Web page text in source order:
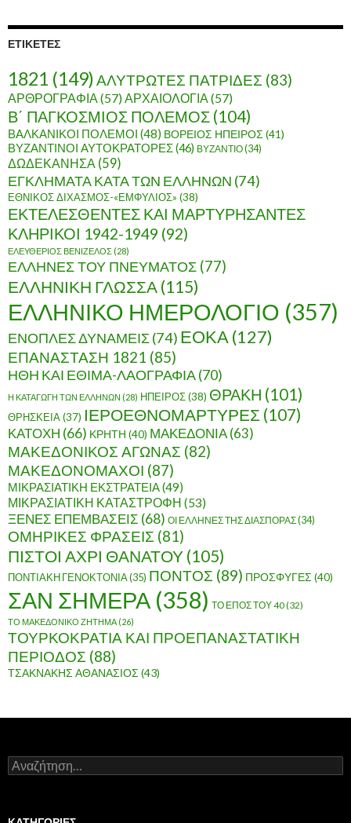
ο
ΕΤΙΚΈΤΕΣ
1821 (149)ΑΛΥΤΡΩΤΕΣ ΠΑΤΡΙΔΕΣ (83)
ΑΡΘΡΟΓΡΑΦΙΑ(57)ΑΡΧΑΙΟΛΟΓΙΑ(57)
Β΄ ΠΑΓΚΟΣΜΙΟΣ ΠΟΛΕΜΟΣ (104)
ΒΑΛΚΑΝΙΚΟΙ ΠΟΛΕΜΟΙ (48) ΒΟΡΕΙΟΣ ΗΠΕΙΡΟΣ (41)
ΒΥΖΑΝΤΙΝΟΙ ΑΥΤΟΚΡΑΤΟΡΕΣ(46) ΒΥΖΑΝΤΙΟ(34)
ΔΩΔΕΚΑΝΗΣΑ (59)
ΕΓΚΛΗΜΑΤΑ ΚΑΤΑ ΤΩΝ ΕΛΛΗΝΩΝ (74)
ΕΘΝΙΚΟΣ ΔΙΧΑΣΜΟΣ-«ΕΜΦΥΛΙΟΣ» (38)
ΕΚΤΕΛΕΣΘΕΝΤΕΣ ΚΑΙ ΜΑΡΤΥΡΗΣΑΝΤΕΣ
ΚΛΗΡΙΚΟΙ 1942-1949 (92)
ΕΛΕΥΘΕΡΙΟΣ ΒΕΝΙΖΕΛΟΣ (28)
ΕΛΛΗΝΕΣ ΤΟΥ ΠΝΕΥΜΑΤΟΣ (77)
ΕΛΛΗΝΙΚΗ ΓΛΩΣΣΑ (115)
ΕΛΛΗΝΙΚΟ ΗΜΕΡΟΛΟΓΙΟ (357)
ΕΝΟΠΛΕΣ ΔΥΝΑΜΕΙΣ(74) ΕΟΚΑ (127)
ΕΠΑΝΑΣΤΑΣΗ 1821 (85)
ΗΘΗ ΚΑΙ ΕΘΙΜΑ-ΛΑΟΓΡΑΦΙΑ(70)
Η ΚΑΤΑΓΩΓΗ ΤΩΝ ΕΛΛΗΝΩΝ (28) ΗΠΕΙΡΟΣ(38) ΘΡΑΚΗ (101)
ΘΡΗΣΚΕΙΑ(37) ΙΕΡΟΕΘΝΟΜΑΡΤΥΡΕΣ (107)
ΚΑΤΟΧΗ (66) ΚΡΗΤΗ (40) ΜΑΚΕΔΟΝΙΑ(63)
ΜΑΚΕΔΟΝΙΚΟΣ ΑΓΩΝΑΣ (82)
ΜΑΚΕΔΟΝΟΜΑΧΟΙ (87)
ΜΙΚΡΑΣΙΑΤΙΚΗ ΕΚΣΤΡΑΤΕΙΑ(49)
ΜΙΚΡΑΣΙΑΤΙΚΗ ΚΑΤΑΣΤΡΟΦΗ (53)
ΞΕΝΕΣ ΕΠΕΜΒΑΣΕΙΣ (68) ΟΙ ΕΛΛΗΝΕΣ ΤΗΣ ΔΙΑΣΠΟΡΑΣ(34)
ΟΜΗΡΙΚΕΣ ΦΡΑΣΕΙΣ (81)
ΠΙΣΤΟΙ ΑΧΡΙ ΘΑΝΑΤΟΥ (105)
ΠΟΝΤΙΑΚΗ ΓΕΝΟΚΤΟΝΙΑ(35) ΠΟΝΤΟΣ (89) ΠΡΟΣΦΥΓΕΣ (40)
ΣΑΝ ΣΗΜΕΡΑ (358) ΤΟ ΕΠΟΣ ΤΟΥ 40(32)
ΤΟ ΜΑΚΕΔΟΝΙΚΟ ΖΗΤΗΜΑ (26)
ΤΟΥΡΚΟΚΡΑΤΙΑ ΚΑΙ ΠΡΟΕΠΑΝΑΣΤΑΤΙΚΗ
ΠΕΡΙΟΔΟΣ (88)
ΤΣΑΚΝΑΚΗΣ ΑΘΑΝΑΣΙΟΣ (43)
Α
ν
ή